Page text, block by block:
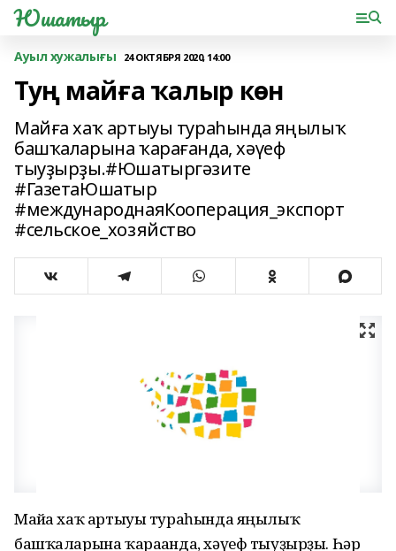
Юшатыр
Ауыл хужалығы 24 ОКТЯБРЯ 2020, 14:00
Туң майға ҡалыр көн
Майға хаҡ артыуы тураһында яңылыҡ
башҡаларына ҡарағанда, хәүеф
тыуҙырҙы.#Юшатыргәзите
#ГазетаЮшатыр
#международнаяКооперация_экспорт
#сельское_хозяйство
Майға хаҡ артыуы тураһында яңылыҡ
башҡаларына ҡарағанда, хәүеф тыуҙырҙы. Һәр